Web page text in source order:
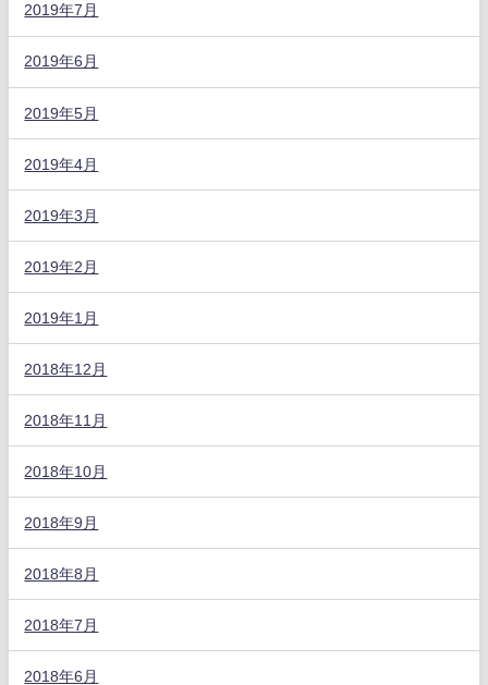
2019年7月
2019年6月
2019年5月
2019年4月
2019年3月
2019年2月
2019年1月
2018年12月
2018年11月
2018年10月
2018年9月
2018年8月
2018年7月
2018年6月